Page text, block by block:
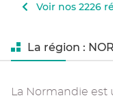
Voir nos 2226
La région :
La Normandie